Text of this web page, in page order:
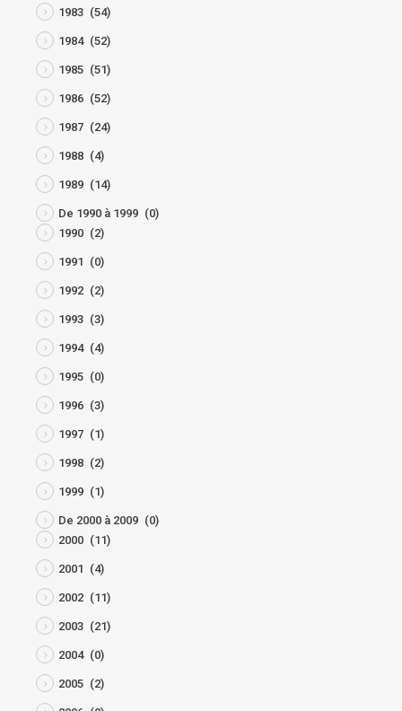
1983 (54)
1984 (52)
1985 (51)
1986 (52)
1987 (24)
1988 (4)
1989 (14)
De 1990 à 1999 (0)
1990 (2)
1991 (0)
1992 (2)
1993 (3)
1994 (4)
1995 (0)
1996 (3)
1997 (1)
1998 (2)
1999 (1)
De 2000 à 2009 (0)
2000 (11)
2001 (4)
2002 (11)
2003 (21)
2004 (0)
2005 (2)